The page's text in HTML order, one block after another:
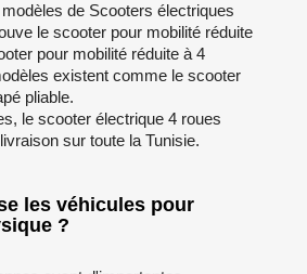
de Scooters électriques
le scooter pour mobilité réduite
pour mobilité réduite à 4
existent comme le scooter
pliable.
le scooter électrique 4 roues
sur toute la Tunisie.
les véhicules pour
?